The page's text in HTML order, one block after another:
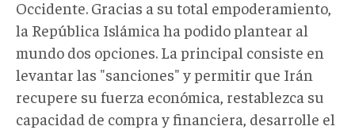
Occidente. Gracias a su total empoderamiento,
la República Islámica ha podido plantear al
mundo dos opciones. La principal consiste en
levantar las "sanciones" y permitir que Irán
recupere su fuerza económica, restablezca su
capacidad de compra y financiera, desarrolle el